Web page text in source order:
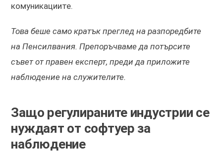
комуникациите.
Това беше само кратък преглед на разпоредбите
на Пенсилвания. Препоръчваме да потърсите
съвет от правен експерт, преди да приложите
наблюдение на служителите.
Защо регулираните индустрии се
нуждаят от софтуер за
наблюдение